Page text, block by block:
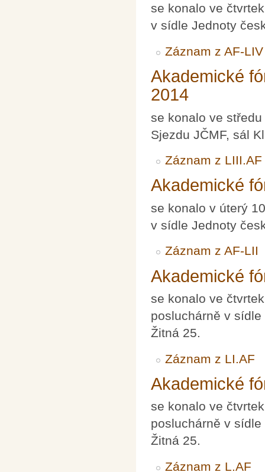
se konalo ve
v sídle Jednoty
Záznam z AF-LIV
Akademické
2014
se konalo ve
Sjezdu JČMF, sál
Záznam z LIII.AF
Akademické
se konalo v úterý
v sídle Jednoty
Záznam z AF-LII
Akademické
se konalo ve
posluchárně v
Žitná 25.
Záznam z LI.AF
Akademické
se konalo ve
posluchárně v
Žitná 25.
Záznam z L.AF